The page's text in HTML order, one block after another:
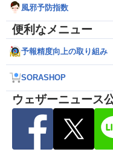
風邪予防指数
便利なメニュー
予報精度向上の取り組み
SORASHOP
ウェザーニュース